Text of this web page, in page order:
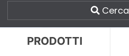
Cerca
PRODOTTI